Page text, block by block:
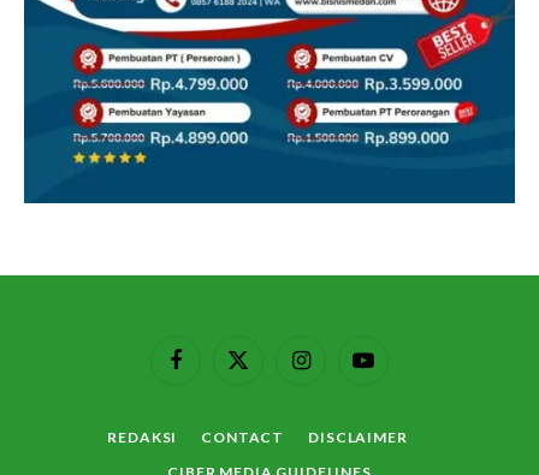
FacebookX
InstagramYouTube
REDAKSI CONTACT
DISCLAIMER